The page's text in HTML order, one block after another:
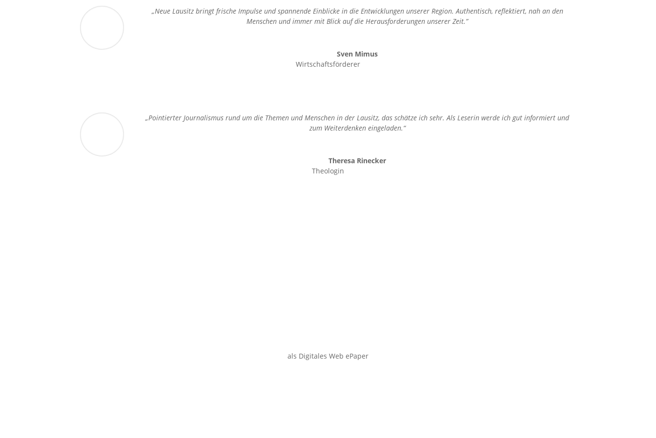
„Neue Lausitz bringt frische Impulse und spannende Einblicke in die Entwicklungen unserer Region. Authentisch, reflektiert, nah an den
Menschen und immer mit Blick auf die Herausforderungen unserer Zeit.”
Sven Mimus
Wirtschaftsförderer
„Pointierter Journalismus rund um die Themen und Menschen in der Lausitz, das schätze ich sehr. Als Leserin werde ich gut informiert und
zum Weiterdenken eingeladen.“
Theresa Rinecker
Theologin
als Digitales Web ePaper